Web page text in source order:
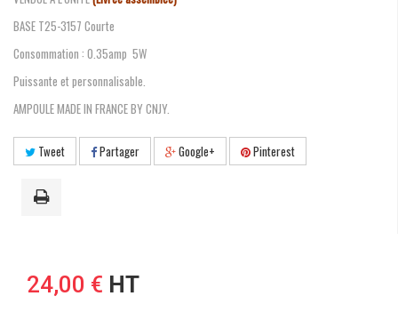
BASE T25-3157 Courte
Consommation : 0.35amp 5W
Puissante et personnalisable.
AMPOULE MADE IN FRANCE BY CNJY.
Tweet Partager Google+ Pinterest
24,00 € HT